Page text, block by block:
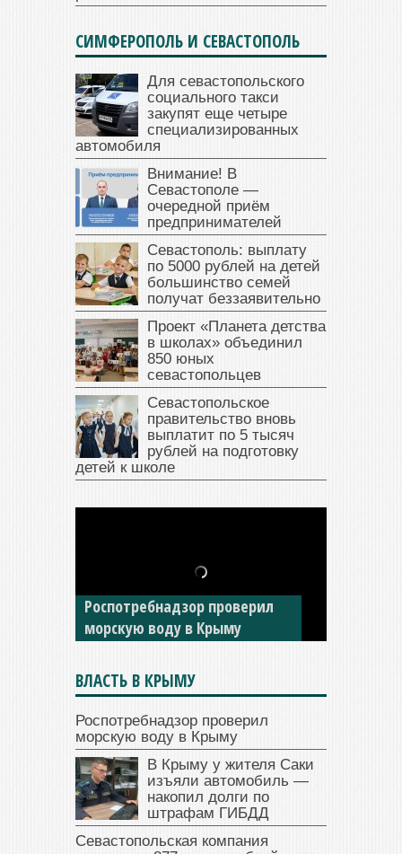
СИМФЕРОПОЛЬ И СЕВАСТОПОЛЬ
Для севастопольского
социального такси
закупят еще четыре
специализированных
автомобиля
Внимание! В
Севастополе —
очередной приём
предпринимателей
Севастополь: выплату
по 5000 рублей на детей
большинство семей
получат беззаявительно
Проект «Планета детства
в школах» объединил
850 юных
севастопольцев
Севастопольское
правительство вновь
выплатит по 5 тысяч
рублей на подготовку
детей к школе
В Крыму у жителя Саки
изъяли автомобиль —
накопил долги по штрафам
ГИБДД
ВЛАСТЬ В КРЫМУ
Роспотребнадзор проверил
морскую воду в Крыму
В Крыму у жителя Саки
изъяли автомобиль —
накопил долги по
штрафам ГИБДД
Севастопольская компания